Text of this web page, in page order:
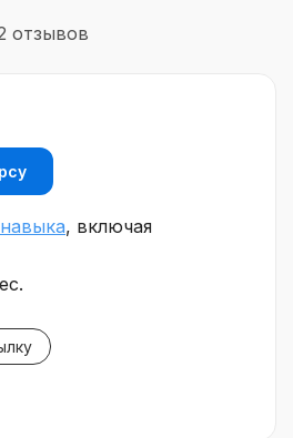
отзывов
, включая